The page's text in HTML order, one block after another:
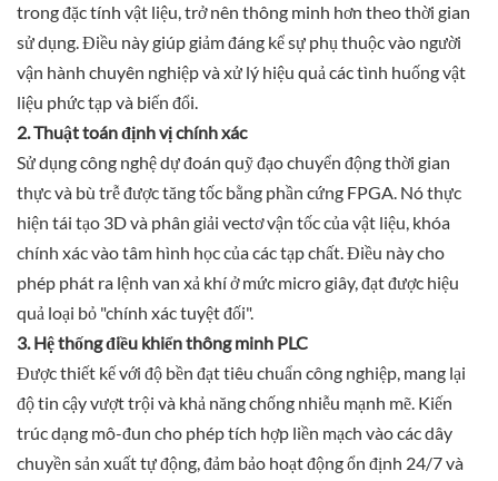
trong đặc tính vật liệu, trở nên thông minh hơn theo thời gian
sử dụng. Điều này giúp giảm đáng kể sự phụ thuộc vào người
vận hành chuyên nghiệp và xử lý hiệu quả các tình huống vật
liệu phức tạp và biến đổi.
2. Thuật toán định vị chính xác
Sử dụng công nghệ dự đoán quỹ đạo chuyển động thời gian
thực và bù trễ được tăng tốc bằng phần cứng FPGA. Nó thực
hiện tái tạo 3D và phân giải vectơ vận tốc của vật liệu, khóa
chính xác vào tâm hình học của các tạp chất. Điều này cho
phép phát ra lệnh van xả khí ở mức micro giây, đạt được hiệu
quả loại bỏ "chính xác tuyệt đối".
3. Hệ thống điều khiển thông minh PLC
Được thiết kế với độ bền đạt tiêu chuẩn công nghiệp, mang lại
độ tin cậy vượt trội và khả năng chống nhiễu mạnh mẽ. Kiến
trúc dạng mô-đun cho phép tích hợp liền mạch vào các dây
chuyền sản xuất tự động, đảm bảo hoạt động ổn định 24/7 và